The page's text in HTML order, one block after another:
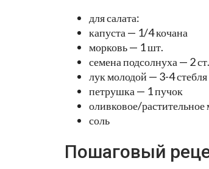
для салата:
капуста — 1/4 кочана
морковь — 1 шт.
семена подсолнуха — 2
лук молодой — 3-4 стебля
петрушка — 1 пучок
оливковое/растительное
соль
Пошаговый